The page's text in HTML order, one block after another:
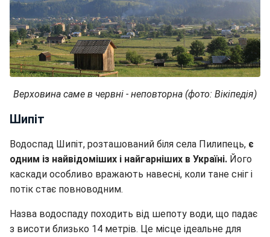
Верховина саме в червні - неповторна (фото: Вікіпедія)
Шипіт
Водоспад Шипіт, розташований біля села Пилипець, є
одним із найвідоміших і найгарніших в Україні. Його
каскади особливо вражають навесні, коли тане сніг і
потік стає повноводним.
Назва водоспаду походить від шепоту води, що падає
з висоти близько 14 метрів. Це місце ідеальне для